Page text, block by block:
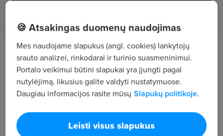
UAB „Galantas“ kviečia prisijungti prie komandos
motyvuotą ir komunikabilų pardavimų skyriaus
asistentą (-ę) darbui statybų sektoriuje.
Darbo pobūdis:
Naujų klientų paieška ir pritraukimas B2B
🍪 Atsakingas duomenų naudojimas
Mes naudojame slapukus (angl. cookies) lankytojų
srauto analizei, rinkodarai ir turinio suasmeninimui.
Portalo veikimui būtini slapukai yra įjungti pagal
nutylėjimą, likusius galite valdyti nustatymuose.
Daugiau informacijos rasite mūsų Slapukų politikoje.
Leisti visus slapukus